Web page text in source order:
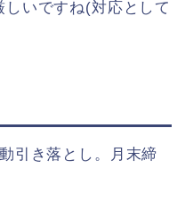
いですね(対応として
引き落とし。月末締